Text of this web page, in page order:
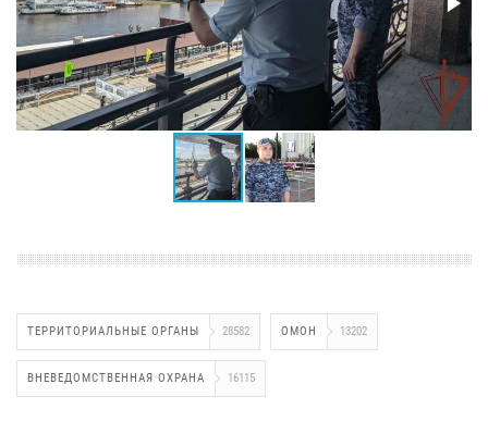
ТЕРРИТОРИАЛЬНЫЕ ОРГАНЫ 28582 ОМОН 13202
ВНЕВЕДОМСТВЕННАЯ ОХРАНА 16115